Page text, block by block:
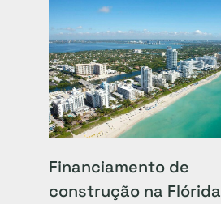
Financiamento de
construção na Flórida